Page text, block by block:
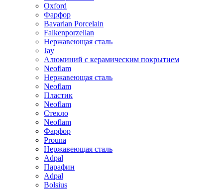
Oxford
Фарфор
Bavarian Porcelain
Falkenporzellan
Нержавеющая сталь
Jay
Алюминий с керамическим покрытием
Neoflam
Нержавеющая сталь
Neoflam
Пластик
Neoflam
Стекло
Neoflam
Фарфор
Prouna
Нержавеющая сталь
Adpal
Парафин
Adpal
Bolsius